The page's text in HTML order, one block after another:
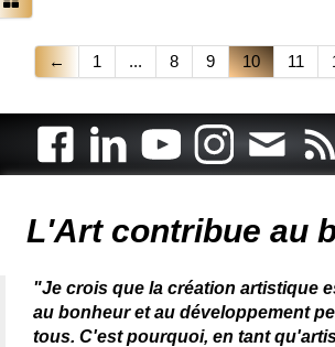
← 1 ... 8 9 10 11
L'Art contribue au
"Je crois que la création artistique
au bonheur et au développement
tous. C'est pourquoi, en tant